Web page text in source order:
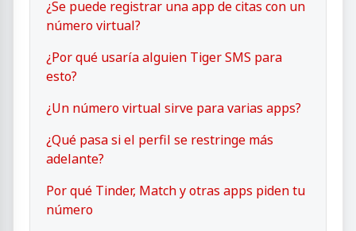
¿Se puede registrar una app de citas con un
número virtual?
¿Por qué usaría alguien Tiger SMS para
esto?
¿Un número virtual sirve para varias apps?
¿Qué pasa si el perfil se restringe más
adelante?
Por qué Tinder, Match y otras apps piden tu
número